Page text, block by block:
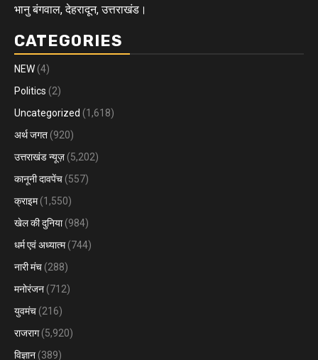
भानु बंगवाल, देहरादून, उत्तराखंड।
CATEGORIES
NEW (4)
Politics (2)
Uncategorized (1,618)
अर्थ जगत (920)
उत्तराखंड न्यूज़ (5,202)
कानूनी दावपेंच (557)
क्राइम(1,550)
खेल की दुनिया(984)
धर्म एवं अध्यात्म(744)
नारी मंच (288)
मनोरंजन (712)
युवमंच (216)
राजराग(5,920)
विज्ञान (389)